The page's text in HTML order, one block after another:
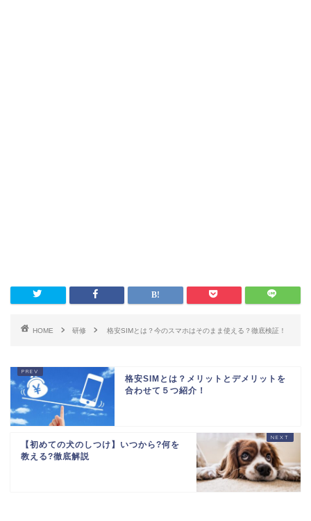
HOME 研修 格安SIMとは？今のスマホはそのまま使える？徹底検証！
格安SIMとは？メリットとデメリットを
合わせて５つ紹介！
【初めての犬のしつけ】いつから?何を
教える?徹底解説